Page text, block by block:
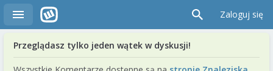
Zaloguj się
Przeglądasz tylko jeden wątek w dyskusji!